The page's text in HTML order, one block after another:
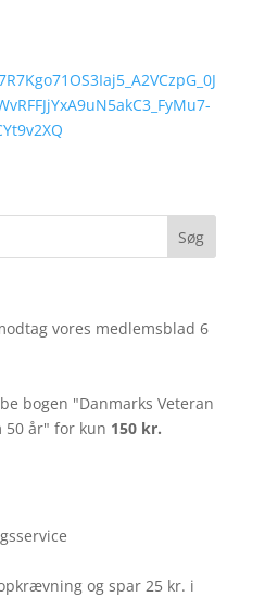
vores medlemsblad 6
bogen "Danmarks Veteran
50 år" for kun 150 kr.
og spar 25 kr. i